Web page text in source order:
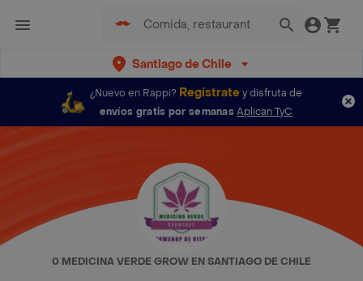
Santiago de Chile
¿Nuevo en Rappi? Regístratey disfruta de
envíos gratis por semanas Aplican TyC
0 MEDICINA VERDE GROW EN SANTIAGO DE CHILE